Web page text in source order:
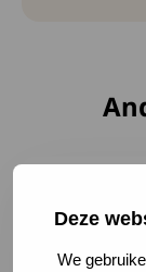
Deze
We
Lees meer